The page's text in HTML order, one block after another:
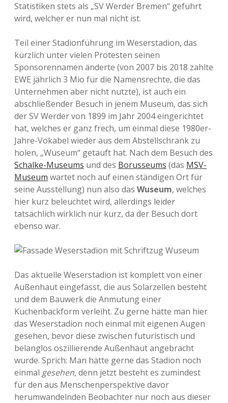
Statistiken stets als „SV Werder Bremen“ geführt
wird, welcher er nun mal nicht ist.
Teil einer Stadionführung im Weserstadion, das
kürzlich unter vielen Protesten seinen
Sponsorennamen änderte (von 2007 bis 2018 zahlte
EWE jährlich 3 Mio für die Namensrechte, die das
Unternehmen aber nicht nutzte), ist auch ein
abschließender Besuch in jenem Museum, das sich
der SV Werder von 1899 im Jahr 2004 eingerichtet
hat, welches er ganz frech, um einmal diese 1980er-
Jahre-Vokabel wieder aus dem Abstellschrank zu
holen, „Wuseum“ getauft hat. Nach dem Besuch des
Schalke-Museums und des Borusseums (das MSV-
Museum wartet noch auf einen ständigen Ort für
seine Ausstellung) nun also das Wuseum, welches
hier kurz beleuchtet wird, allerdings leider
tatsächlich wirklich nur kurz, da der Besuch dort
ebenso war.
Das aktuelle Weserstadion ist komplett von einer
Außenhaut eingefasst, die aus Solarzellen besteht
und dem Bauwerk die Anmutung einer
Kuchenbackform verleiht. Zu gerne hätte man hier
das Weserstadion noch einmal mit eigenen Augen
gesehen, bevor diese zwischen futuristisch und
belanglos oszillierende Außenhaut angebracht
wurde. Sprich: Man hätte gerne das Stadion noch
einmal gesehen, denn jetzt besteht es zumindest
für den aus Menschenperspektive davor
herumwandelnden Beobachter nur noch aus dieser